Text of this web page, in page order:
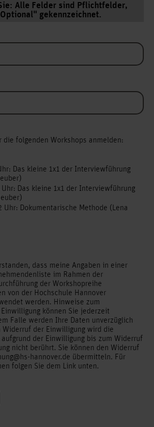
Alle Felder sind Pflichtfelder,
gekennzeichnet.
folgenden Workshops anmelden:
Das kleine 1x1 der Interviewführung
Das kleine 1x1 der Interviewführung
Dokumentarische Methode (Lena
dass meine Angaben in einer
im Rahmen der
der Workshopreihe
von der Hochschule Hannover
werden. Hinweise zum
können Sie jederzeit
Falle werden Ihre Daten unverzüglich
Widerruf der Einwilligung wird die
der Einwilligung bis zum Widerruf
nicht berührt. Sie können den Widerruf
hannover.de übermitteln. Für
folgen Sie dem Link unten.